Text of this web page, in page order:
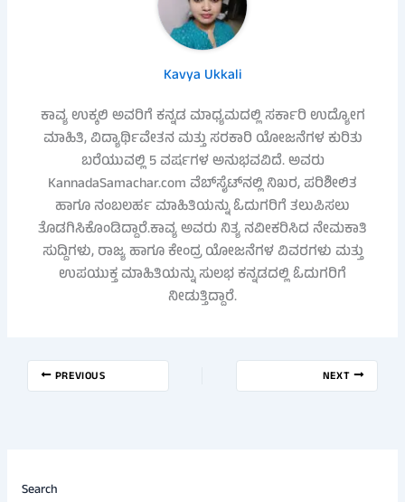
Kavya Ukkali
ಕಾವ್ಯ ಉಕ್ಕಲಿ ಅವರಿಗೆ ಕನ್ನಡ ಮಾಧ್ಯಮದಲ್ಲಿ ಸರ್ಕಾರಿ ಉದ್ಯೋಗ
ಮಾಹಿತಿ, ವಿದ್ಯಾರ್ಥಿವೇತನ ಮತ್ತು ಸರಕಾರಿ ಯೋಜನೆಗಳ ಕುರಿತು
ಬರೆಯುವಲ್ಲಿ 5 ವರ್ಷಗಳ ಅನುಭವವಿದೆ. ಅವರು
KannadaSamachar.com ವೆಬ್‌ಸೈಟ್‌ನಲ್ಲಿ ನಿಖರ, ಪರಿಶೀಲಿತ
ಹಾಗೂ ನಂಬಲರ್ಹ ಮಾಹಿತಿಯನ್ನು ಓದುಗರಿಗೆ ತಲುಪಿಸಲು
ತೊಡಗಿಸಿಕೊಂಡಿದ್ದಾರೆ.ಕಾವ್ಯ ಅವರು ನಿತ್ಯ ನವೀಕರಿಸಿದ ನೇಮಕಾತಿ
ಸುದ್ದಿಗಳು, ರಾಜ್ಯ ಹಾಗೂ ಕೇಂದ್ರ ಯೋಜನೆಗಳ ವಿವರಗಳು ಮತ್ತು
ಉಪಯುಕ್ತ ಮಾಹಿತಿಯನ್ನು ಸುಲಭ ಕನ್ನಡದಲ್ಲಿ ಓದುಗರಿಗೆ
ನೀಡುತ್ತಿದ್ದಾರೆ.
PREVIOUS NEXT
Search